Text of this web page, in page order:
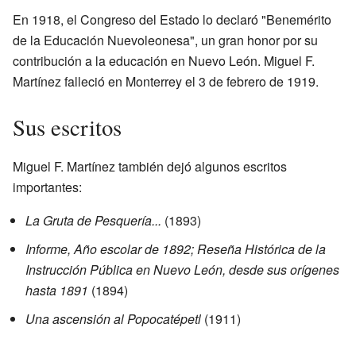
En 1918, el Congreso del Estado lo declaró "Benemérito
de la Educación Nuevoleonesa", un gran honor por su
contribución a la educación en Nuevo León. Miguel F.
Martínez falleció en Monterrey el 3 de febrero de 1919.
Sus escritos
Miguel F. Martínez también dejó algunos escritos
importantes:
La Gruta de Pesquería... (1893)
Informe, Año escolar de 1892; Reseña Histórica de la
Instrucción Pública en Nuevo León, desde sus orígenes
hasta 1891 (1894)
Una ascensión al Popocatépetl (1911)